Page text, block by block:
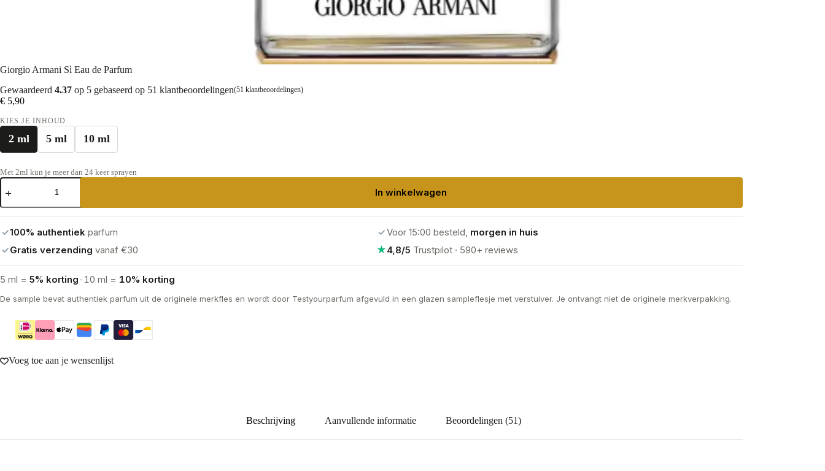
Giorgio Armani Sì Eau de Parfum
Gewaardeerd 4.37 op 5 gebaseerd op 51 klantbeoordelingen(51 klantbeoordelingen)
€ 5,90
KIES JE INHOUD
2 ml 5 ml 10 ml
Met 2ml kun je meer dan 24 keer sprayen
Giorgio
Armani
Parfum
In winkelwagen
✓100% authentiek parfum ✓Voor 15:00 besteld, morgen in huis
✓Gratis verzending vanaf €30 ★4,8/5 Trustpilot · 590+ reviews
5 ml = 5% korting · 10 ml = 10% korting
De sample bevat authentiek parfum uit de originele merkfles en wordt door Testyourparfum afgevuld in een glazen sampleflesje met verstuiver. Je ontvangt niet de originele merkverpakking.
Voeg toe aan je wensenlijst
Beschrijving Aanvullende informatie Beoordelingen (51)